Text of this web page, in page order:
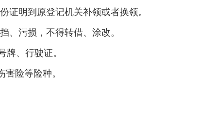
证明到原登记机关补领或者换领。
、污损，不得转借、涂改。
、行驶证。
险等险种。